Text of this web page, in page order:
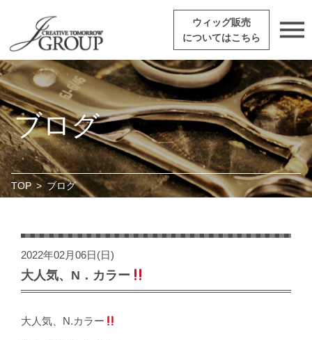
ウィッグ販売
についてはこちら
ブログ
TOP > ブログ
2022年02月06日(日)
大人気、N．カラー
大人気、N.カラー